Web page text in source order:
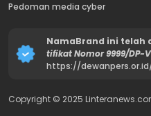
Pedoman media cyber
NamaBrand ini telah
tifikat Nomor 9999/DP-
https://
Copyright © 2025